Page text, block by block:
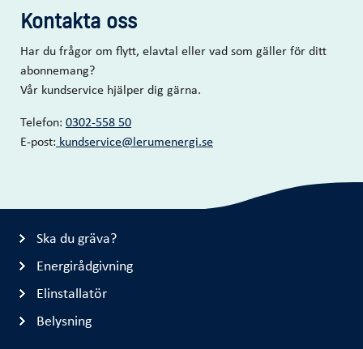
Kontakta oss
Har du frågor om flytt, elavtal eller vad som gäller för ditt
abonnemang?
Vår kundservice hjälper dig gärna.
Telefon: 0302-558 50
E-post: kundservice@lerumenergi.se
Ska du gräva?
Energirådgivning
Elinstallatör
Belysning